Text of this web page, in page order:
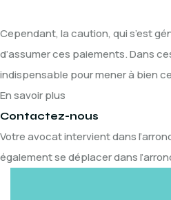
Cependant, la caution, qui s’est
d’assumer ces paiements. Dans
indispensable pour mener à bien
En savoir plus
Contactez-nous
Votre avocat intervient dans
également se déplacer dans